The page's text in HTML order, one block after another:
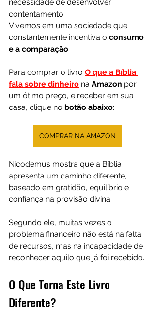
necessidade de desenvolver
contentamento.
Vivemos em uma sociedade que
constantemente incentiva o consumo
e a comparação.
Para comprar o livro O que a Bíblia
fala sobre dinheiro na Amazon por
um ótimo preço, e receber em sua
casa, clique no botão abaixo:
COMPRAR NA AMAZON
Nicodemus mostra que a Bíblia
apresenta um caminho diferente,
baseado em gratidão, equilíbrio e
confiança na provisão divina.
Segundo ele, muitas vezes o
problema financeiro não está na falta
de recursos, mas na incapacidade de
reconhecer aquilo que já foi recebido.
O Que Torna Este Livro
Diferente?